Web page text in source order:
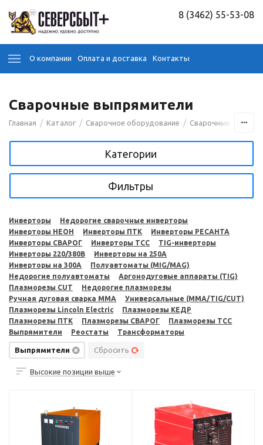
8 (3462) 55-53-08
О компании Оплата и доставка Контакты
Сварочные выпрямители
Главная / Каталог / Сварочное оборудование / Сварочные
Категории
Фильтры
Инверторы
Недорогие сварочные инверторы
Инверторы НЕОН
Инверторы ПТК
Инверторы РЕСАНТА
Инверторы СВАРОГ
Инверторы ТСС
TIG-инверторы
Инверторы 220/380В
Инверторы на 250A
Инверторы на 300A
Полуавтоматы (MIG/MAG)
Недорогие полуавтоматы
Аргонодуговые аппараты (TIG)
Плазморезы CUT
Недорогие плазморезы
Ручная дуговая сварка MMA
Универсальные (MMA/TIG/CUT)
Плазморезы Lincoln Electric
Плазморезы КЕДР
Плазморезы ПТК
Плазморезы СВАРОГ
Плазморезы ТСС
Выпрямители
Реостаты Трансформаторы
Выпрямители Сбросить
Высокие позиции выше